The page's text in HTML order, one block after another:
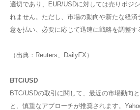
適切であり、EUR/USDに対しては売りポジ
れません。ただし、市場の動向や新たな経済
意を払い、必要に応じて迅速に戦略を調整す
（出典：Reuters、DailyFX）
BTC/USD
BTC/USDの取引に関して、最近の市場動向
と、慎重なアプローチが推奨されます。